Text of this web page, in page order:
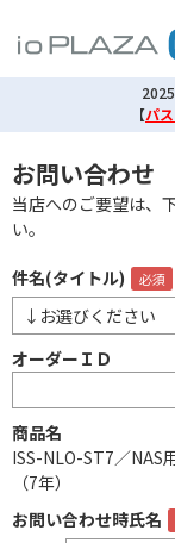
【パ
お問い合わせ
当店へのご要望は、
い。
件名(タイトル)
オーダーＩＤ
商品名
ISS-NLO-ST7／NAS
（7年）
お問い合わせ時氏名